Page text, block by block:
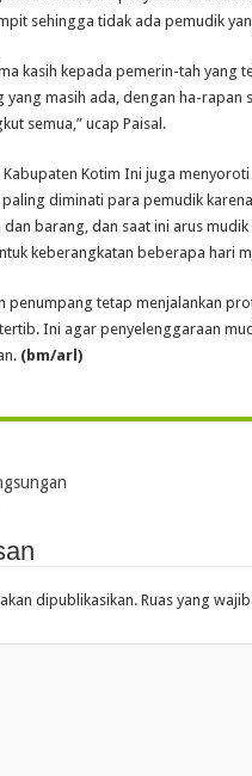
sehingga tidak ada pemudik
kasih kepada pemerin-tah yang
masih ada, dengan ha-rapan
semua,” ucap Paisal.
Kabupaten Kotim Ini juga
diminati para pemudik
barang, dan saat ini arus
keberangkatan beberapa hari
penumpang tetap menjalankan
Ini agar penyelenggaraan
(bm/arl)
dipublikasikan. Ruas yang